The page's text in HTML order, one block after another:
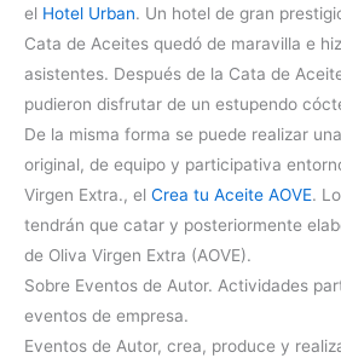
el Hotel Urban. Un hotel de gran
Cata de Aceites quedó de maravilla e
asistentes. Después de la Cata de
pudieron disfrutar de un estupendo
De la misma forma se puede realizar
original, de equipo y participativa
Virgen Extra., el Crea tu Aceite AOVE.
tendrán que catar y posteriormente
de Oliva Virgen Extra (AOVE).
Sobre Eventos de Autor. Actividades
eventos de empresa.
Eventos de Autor, crea, produce y